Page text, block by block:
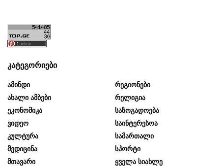
კატეგორიები
Ამინდი
Ახალი Ამბები
Ეკონომიკა
Ვიდეო
Კულტურა
Მედიცინა
Მთავარი
Რეგიონები
Რელიგია
Საზოგადოება
Საინტერესოა
Სამართალი
Სპორტი
Ყველა Სიახლე